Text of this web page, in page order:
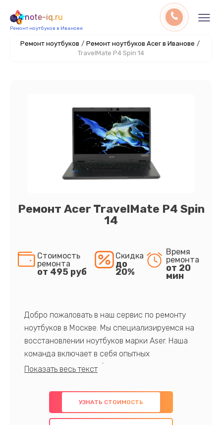
note-iq.ru
Ремонт ноутбуков в Иванове
Ремонт ноутбуков / Ремонт ноутбуков Acer в Иванове /
TravelMate P4 Spin 14
Ремонт Acer TravelMate P4 Spin
14
Стоимость
ремонта
от 495 руб
Скидка
до
20%
Время
ремонта
от 20
мин
Добро пожаловать в наш сервис по ремонту
ноутбуков в Москве. Мы специализируемся на
восстановлении ноутбуков марки Aser. Наша
команда включает в себя опытных
профессионалов с обширными знаниями и
предлагаем быстрый и качественный ремонт с
использованием оригинальных компонентов, а
также гарантируем качество всех
УЗНАТЬ СТОИМОСТЬ